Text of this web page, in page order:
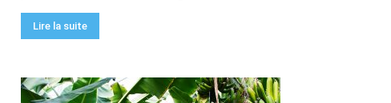
Lire la suite